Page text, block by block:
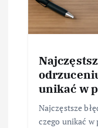
unikać w
Najczęstsze
czego unikać